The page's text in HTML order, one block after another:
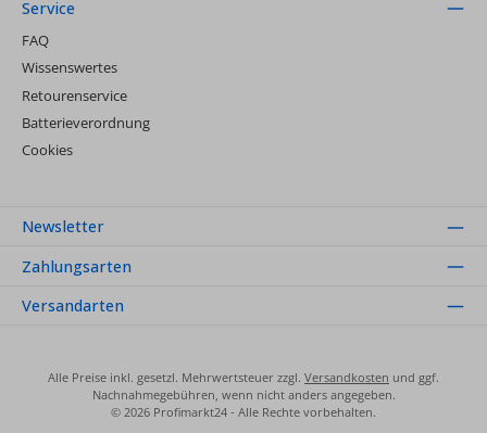
Service
FAQ
Wissenswertes
Retourenservice
Batterieverordnung
Cookies
Newsletter
Zahlungsarten
Versandarten
Alle Preise inkl. gesetzl. Mehrwertsteuer zzgl. Versandkosten und ggf.
Nachnahmegebühren, wenn nicht anders angegeben.
© 2026 Profimarkt24 - Alle Rechte vorbehalten.